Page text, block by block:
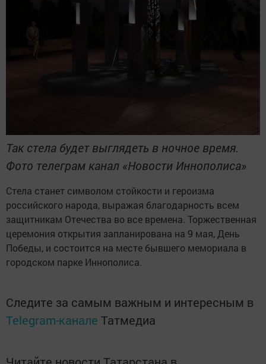
Так стела будет выглядеть в ночное время.
Фото телеграм канал «Новости Иннополиса»
Стела станет символом стойкости и героизма
российского народа, выражая благодарность всем
защитникам Отечества во все времена. Торжественная
церемония открытия запланирована на 9 мая, День
Победы, и состоится на месте бывшего мемориала в
городском парке Иннополиса.
Следите за самым важным и интересным в
Telegram-канале Татмедиа